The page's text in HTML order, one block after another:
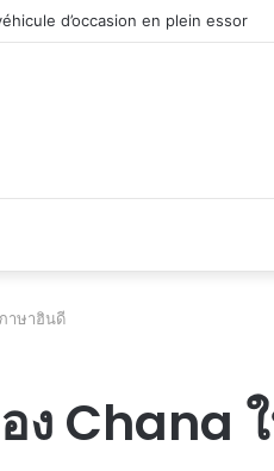
d’occasion en plein essor
าษาฮินดี
ง Chana